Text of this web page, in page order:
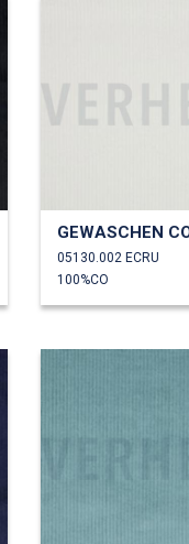
05130.002 ECRU
100%CO